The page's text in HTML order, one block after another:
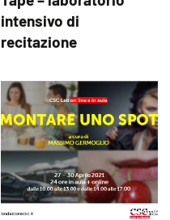
intensivo di
recitazione